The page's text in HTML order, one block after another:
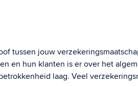
tussen jouw
en hun klanten is er over het
laag. Veel